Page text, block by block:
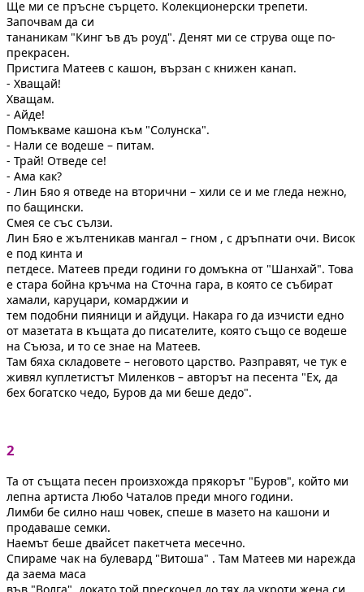
Ще ми се пръсне сърцето. Колекционерски трепети.
Започвам да си
тананикам "Кинг ъв дъ роуд". Денят ми се струва още по-
прекрасен.
Пристига Матеев с кашон, вързан с книжен канап.
- Хващай!
Хващам.
- Айде!
Помъкваме кашона към "Солунска".
- Нали се водеше – питам.
- Трай! Отведе се!
- Ама как?
- Лин Бяо я отведе на вторични – хили се и ме гледа нежно,
по бащински.
Смея се със сълзи.
Лин Бяо е жълтеникав мангал – гном , с дръпнати очи. Висок
е под кинта и
петдесе. Матеев преди години го домъкна от "Шанхай". Това
е стара бойна кръчма на Сточна гара, в която се събират
хамали, каруцари, комарджии и
тем подобни пияници и айдуци. Накара го да изчисти едно
от мазетaта в къщата до писателите, която също се водеше
на Съюза, и то се знае на Матеев.
Там бяха складовете – неговото царство. Разправят, че тук е
живял куплетистът Миленков – авторът на песента "Ех, да
бех богатско чедо, Буров да ми беше дедо".
2
Та от същата песен произхожда прякорът "Буров", който ми
лепна артиста Любо Чаталов преди много години.
Лимби бе силно наш човек, спеше в мазето на кашони и
продаваше семки.
Наемът беше двайсет пакетчета месечно.
Спираме чак на булевард "Витоша" . Там Матеев ми нарежда
да заема маса
във "Волга", докато той прескочел до тях да укроти жена си